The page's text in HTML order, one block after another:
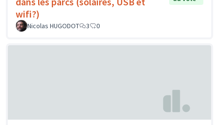
wifi?)
Nicolas HUGODOT 3 0